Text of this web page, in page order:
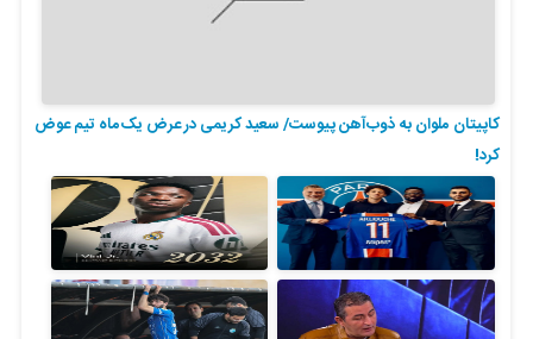
کاپیتان ملوان به ذوب‌آهن پیوست/ سعید کریمی در عرض یک‌ماه تیم عوض
کرد!